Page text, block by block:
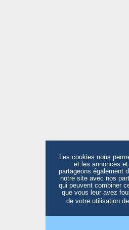
Les cookies nous
et les annonces
partageons également
notre site avec nos
qui peuvent combiner
que vous leur avez
de votre utilisation